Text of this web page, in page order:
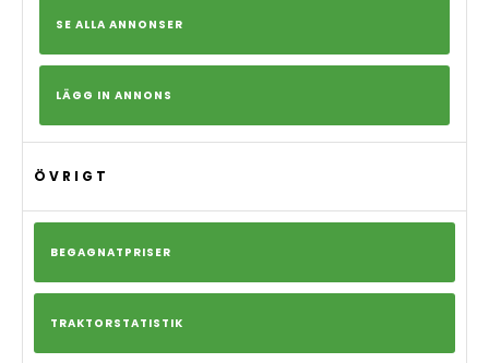
SE ALLA ANNONSER
LÄGG IN ANNONS
ÖVRIGT
BEGAGNATPRISER
TRAKTORSTATISTIK